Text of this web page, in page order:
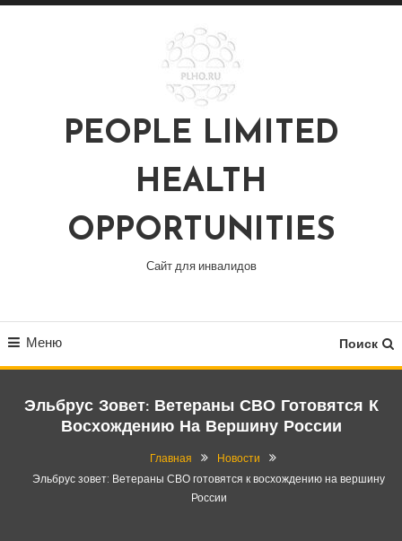
Перейти
PEOPLE LIMITED
HEALTH
OPPORTUNITIES
Сайт для инвалидов
Меню Поиск
Эльбрус Зовет: Ветераны СВО Готовятся К
Восхождению На Вершину России
Главная
Новости
Эльбрус зовет: Ветераны СВО готовятся к восхождению на вершину
России